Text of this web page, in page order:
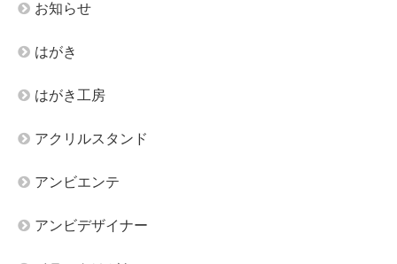
お知らせ
はがき
はがき工房
アクリルスタンド
アンビエンテ
アンビデザイナー